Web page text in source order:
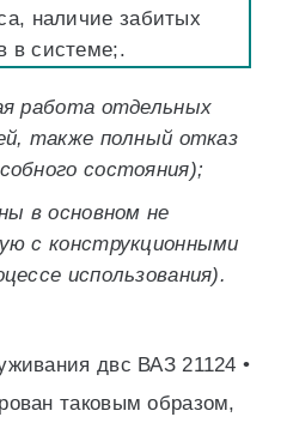
наличие забитых
в системе;.
работа отдельных
также полный отказ
состояния);
в основном не
с конструкционными
использования).
двс ВАЗ 21124 •
таковым образом,